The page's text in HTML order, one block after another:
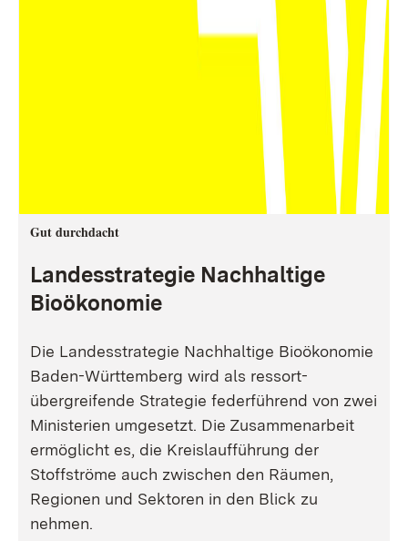
Gut durchdacht
Landesstrategie Nachhaltige
Bioökonomie
Die Landesstrategie Nachhaltige Bioökonomie
Baden-Württemberg wird als ressort-
übergreifende Strategie federführend von zwei
Ministerien umgesetzt. Die Zusammenarbeit
ermöglicht es, die Kreislaufführung der
Stoffströme auch zwischen den Räumen,
Regionen und Sektoren in den Blick zu
nehmen.